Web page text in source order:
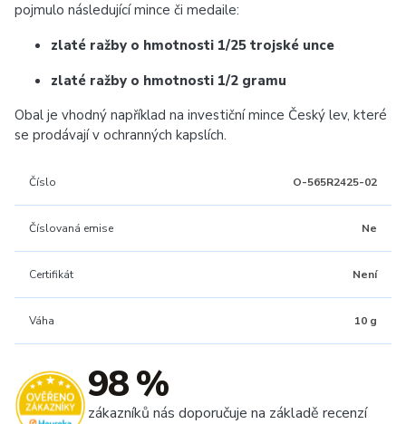
pojmulo následující mince či medaile:
zlaté ražby o hmotnosti 1/25 trojské unce
zlaté ražby o hmotnosti 1/2 gramu
Obal je vhodný například na investiční mince Český lev, které
se prodávají v ochranných kapslích.
Číslo O-565R2425-02
Číslovaná emise Ne
Certifikát Není
Váha 10 g
98 %
zákazníků nás doporučuje na základě recenzí